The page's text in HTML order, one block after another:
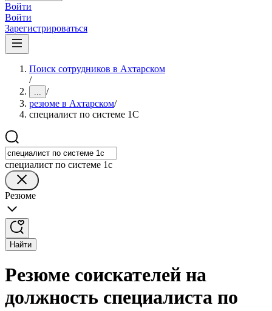
Войти
Войти
Зарегистрироваться
Поиск сотрудников в Ахтарском
/
... /
резюме в Ахтарском/
специалист по системе 1С
специалист по системе 1с
Резюме
Найти
Резюме соискателей на
должность специалиста по